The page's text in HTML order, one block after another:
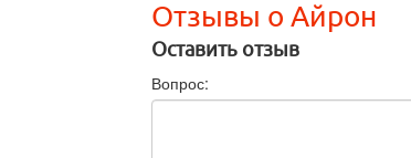
Отзывы о Айрон
Оставить отзыв
Вопрос: